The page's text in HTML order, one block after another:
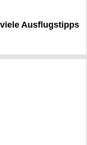
Ausflugstipps